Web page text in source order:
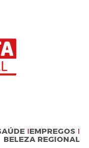
EMPREGOS
BELEZA REGIONAL